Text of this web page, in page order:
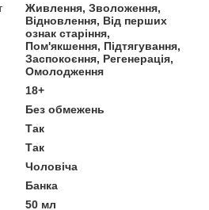
Живлення, Зволоження,
Відновлення, Від перших
ознак старіння,
Пом'якшення, Підтягування,
Заспокоєння, Регенерація,
Омолодження
18+
Без обмежень
Так
Так
Чоловіча
Банка
50 мл